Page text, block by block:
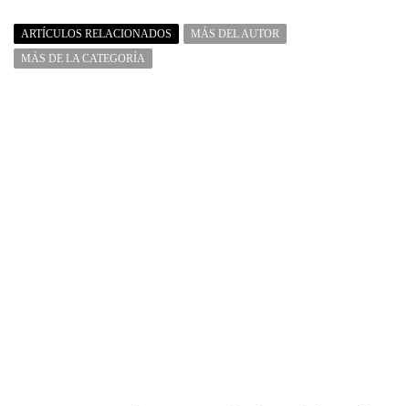
ARTÍCULOS RELACIONADOS
MÁS DEL AUTOR
MÁS DE LA CATEGORÍA